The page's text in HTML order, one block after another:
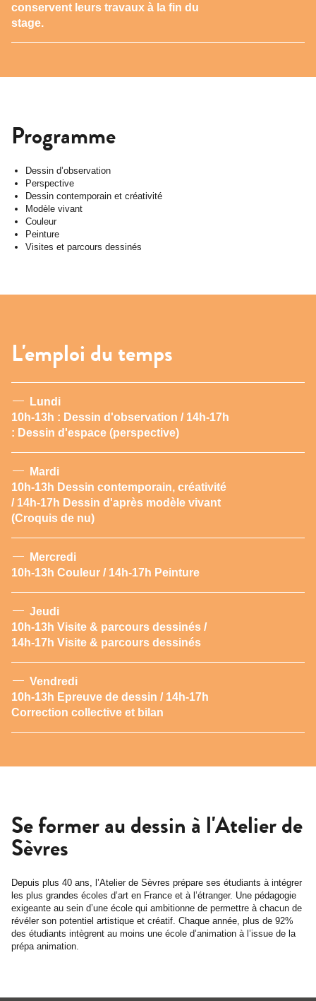
conservent leurs travaux à la fin du
stage.
Programme
Dessin d’observation
Perspective
Dessin contemporain et créativité
Modèle vivant
Couleur
Peinture
Visites et parcours dessinés
L'emploi du temps
Lundi
10h-13h : Dessin d'observation / 14h-17h
: Dessin d'espace (perspective)
Mardi
10h-13h Dessin contemporain, créativité
/ 14h-17h Dessin d'après modèle vivant
(Croquis de nu)
Mercredi
10h-13h Couleur / 14h-17h Peinture
Jeudi
10h-13h Visite & parcours dessinés /
14h-17h Visite & parcours dessinés
Vendredi
10h-13h Epreuve de dessin / 14h-17h
Correction collective et bilan
Se former au dessin à l'Atelier de
Sèvres
Depuis plus 40 ans, l’Atelier de Sèvres prépare ses étudiants à intégrer
les plus grandes écoles d’art en France et à l’étranger. Une pédagogie
exigeante au sein d’une école qui ambitionne de permettre à chacun de
révéler son potentiel artistique et créatif. Chaque année, plus de 92%
des étudiants intègrent au moins une école d’animation à l’issue de la
prépa animation.